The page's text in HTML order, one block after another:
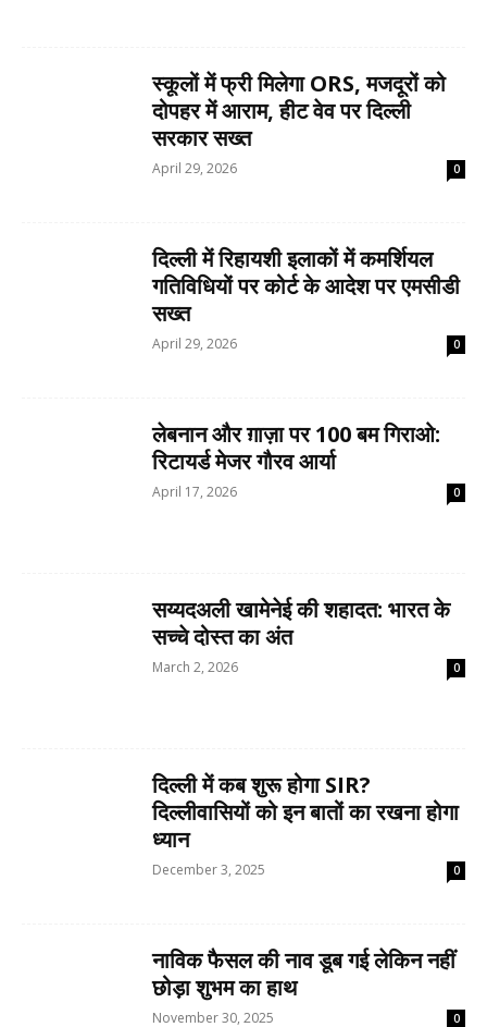
स्कूलों में फ्री मिलेगा ORS, मजदूरों को
दोपहर में आराम, हीट वेव पर दिल्ली
सरकार सख्त
April 29, 2026 0
दिल्ली में रिहायशी इलाकों में कमर्शियल
गतिविधियों पर कोर्ट के आदेश पर एमसीडी
सख्त
April 29, 2026 0
लेबनान और ग़ाज़ा पर 100 बम गिराओ:
रिटायर्ड मेजर गौरव आर्या
April 17, 2026 0
सय्यदअली खामेनेई की शहादत: भारत के
सच्चे दोस्त का अंत
March 2, 2026 0
दिल्ली में कब शुरू होगा SIR?
दिल्लीवासियों को इन बातों का रखना होगा
ध्यान
December 3, 2025 0
नाविक फैसल की नाव डूब गई लेकिन नहीं
छोड़ा शुभम का हाथ
November 30, 2025 0